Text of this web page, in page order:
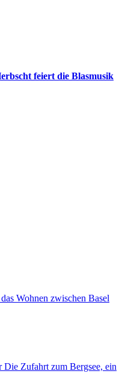
feiert die Blasmusik
Wohnen zwischen Basel
Zufahrt zum Bergsee, ein